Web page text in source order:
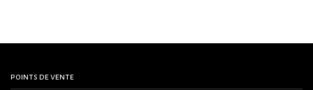
points de vente